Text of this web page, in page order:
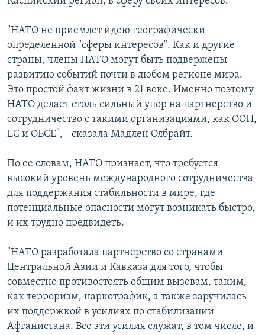
"НАТО не приемлет идею географически
определенной "сферы интересов". Как и другие
страны, члены НАТО могут быть подвержены
развитию событий почти в любом регионе мира.
Это простой факт жизни в 21 веке. Именно поэтому
НАТО делает столь сильный упор на партнерство и
сотрудничество с такими организациями, как ООН,
ЕС и ОБСЕ", - сказала Мадлен Олбрайт.
По ее словам, НАТО признает, что требуется
высокий уровень международного сотрудничества
для поддержания стабильности в мире, где
потенциальные опасности могут возникать быстро,
и их трудно предвидеть.
"НАТО разработала партнерство со странами
Центральной Азии и Кавказа для того, чтобы
совместно противостоять общим вызовам, таким,
как терроризм, наркотрафик, а также заручилась
их поддержкой в усилиях по стабилизации
Афганистана. Все эти усилия служат, в том числе, и